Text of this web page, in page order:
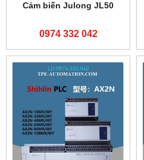
Cảm biến Julong JL50
0974 332 042